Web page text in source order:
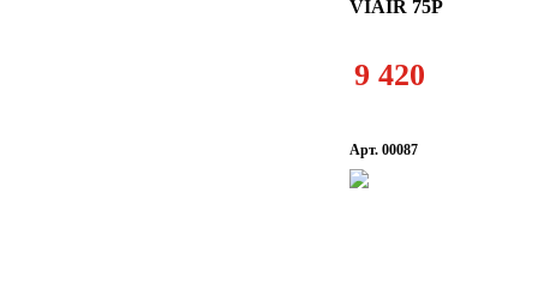
VIAIR 75P
9 420
Арт. 00087